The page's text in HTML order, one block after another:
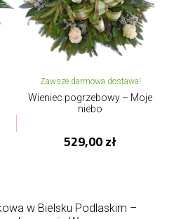
Zawsze darmowa dostawa!
Wieniec pogrzebowy – Moje
niebo
529,00 zł
w Bielsku Podlaskim –